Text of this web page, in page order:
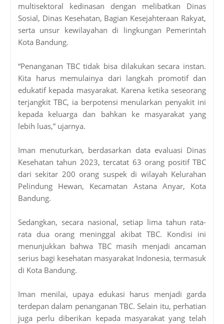
multisektoral kedinasan dengan melibatkan Dinas
Sosial, Dinas Kesehatan, Bagian Kesejahteraan Rakyat,
serta unsur kewilayahan di lingkungan Pemerintah
Kota Bandung.
“Penanganan TBC tidak bisa dilakukan secara instan.
Kita harus memulainya dari langkah promotif dan
edukatif kepada masyarakat. Karena ketika seseorang
terjangkit TBC, ia berpotensi menularkan penyakit ini
kepada keluarga dan bahkan ke masyarakat yang
lebih luas,” ujarnya.
Iman menuturkan, berdasarkan data evaluasi Dinas
Kesehatan tahun 2023, tercatat 63 orang positif TBC
dari sekitar 200 orang suspek di wilayah Kelurahan
Pelindung Hewan, Kecamatan Astana Anyar, Kota
Bandung.
Sedangkan, secara nasional, setiap lima tahun rata-
rata dua orang meninggal akibat TBC. Kondisi ini
menunjukkan bahwa TBC masih menjadi ancaman
serius bagi kesehatan masyarakat Indonesia, termasuk
di Kota Bandung.
Iman menilai, upaya edukasi harus menjadi garda
terdepan dalam penanganan TBC. Selain itu, perhatian
juga perlu diberikan kepada masyarakat yang telah